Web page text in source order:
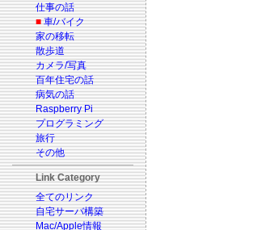
仕事の話
■ 車/バイク
家の移転
散歩道
カメラ/写真
百年住宅の話
病気の話
Raspberry Pi
プログラミング
旅行
その他
Link Category
全てのリンク
自宅サーバ構築
Mac/Apple情報